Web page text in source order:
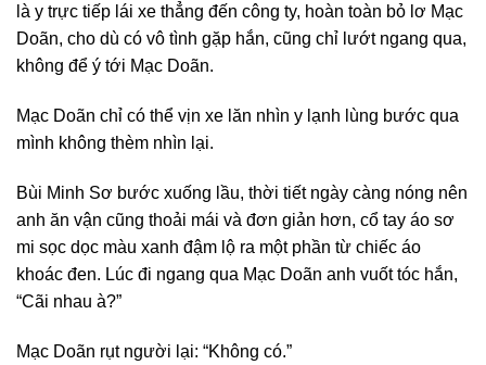
là y trực tiếp lái xe thẳng đến công ty, hoàn toàn bỏ lơ Mạc
Doãn, cho dù có vô tình gặp hắn, cũng chỉ lướt ngang qua,
không để ý tới Mạc Doãn.
Mạc Doãn chỉ có thể vịn xe lăn nhìn y lạnh lùng bước qua
mình không thèm nhìn lại.
Bùi Minh Sơ bước xuống lầu, thời tiết ngày càng nóng nên
anh ăn vận cũng thoải mái và đơn giản hơn, cổ tay áo sơ
mi sọc dọc màu xanh đậm lộ ra một phần từ chiếc áo
khoác đen. Lúc đi ngang qua Mạc Doãn anh vuốt tóc hắn,
“Cãi nhau à?”
Mạc Doãn rụt người lại: “Không có.”